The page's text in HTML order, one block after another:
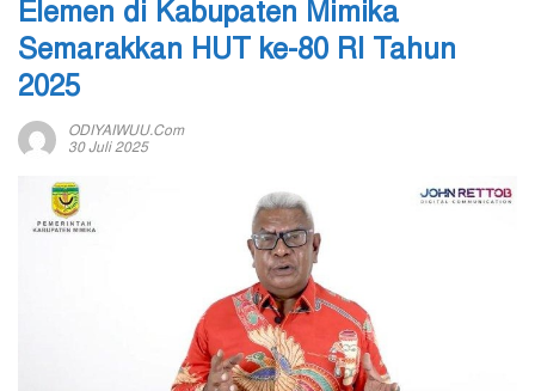
Elemen di Kabupaten Mimika
Semarakkan HUT ke-80 RI Tahun
2025
ODIYAIWUU.com
30 Juli 2025